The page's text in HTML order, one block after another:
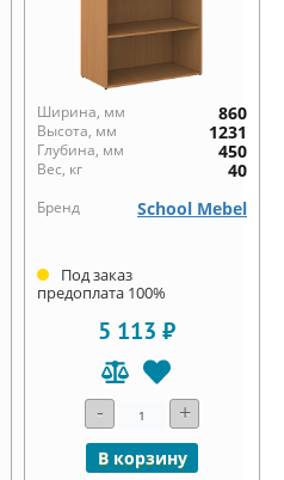
Ширина, мм 860
Высота, мм 1231
Глубина, мм 450
Вес, кг 40
Бренд School Mebel
Под заказ
предоплата 100%
5 113 ₽
- +
В корзину